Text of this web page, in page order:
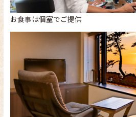
お食事は個室でご提供